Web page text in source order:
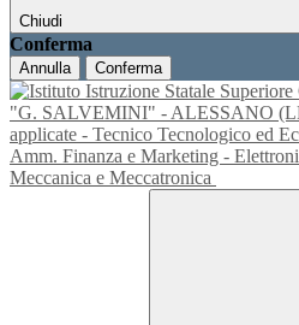
Chiudi
Conferma
Annulla Conferma
"G. SALVEMINI" - ALESSANO
applicate - Tecnico Tecnologico ed
Amm. Finanza e Marketing -
Meccanica e Meccatronica